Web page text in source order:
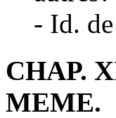
- Id.
CHAP.
MEME.